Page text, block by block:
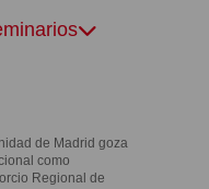
de Madrid goza
como
Regional de